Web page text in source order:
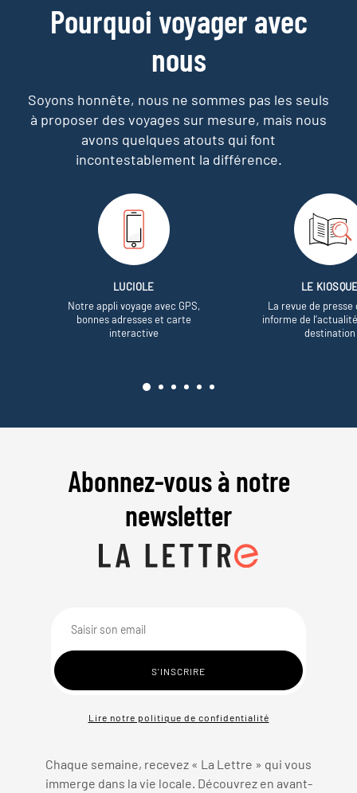
Pourquoi voyager avec
nous
Soyons honnête, nous ne sommes pas les seuls
à proposer des voyages sur mesure, mais nous
avons quelques atouts qui font
incontestablement la différence.
LUCIOLE
Notre appli voyage avec GPS,
bonnes adresses et carte
interactive
LE
La revue de presse
informe de
destination
Abonnez-vous à notre
newsletter
Lire notre politique de confidentialité
Chaque semaine, recevez « La Lettre » qui vous
immerge dans la vie locale. Découvrez en avant-